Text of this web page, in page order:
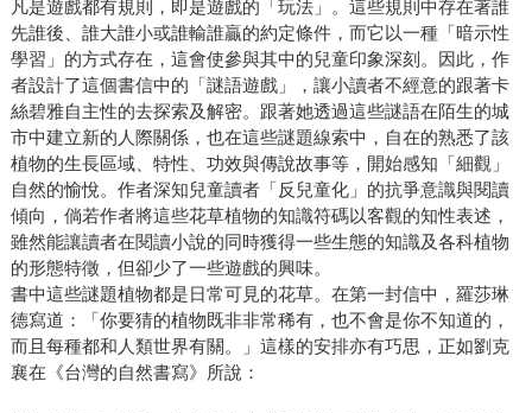
凡是遊戲都有規則，即是遊戲的「玩法」。這些規則中存在著誰
先誰後、誰大誰小或誰輸誰贏的約定條件，而它以一種「暗示性
學習」的方式存在，這會使參與其中的兒童印象深刻。因此，作
者設計了這個書信中的「謎語遊戲」，讓小讀者不經意的跟著卡
絲碧雅自主性的去探索及解密。跟著她透過這些謎語在陌生的城
市中建立新的人際關係，也在這些謎題線索中，自在的熟悉了該
植物的生長區域、特性、功效與傳說故事等，開始感知「細觀」
自然的愉悅。作者深知兒童讀者「反兒童化」的抗爭意識與閱讀
傾向，倘若作者將這些花草植物的知識符碼以客觀的知性表述，
雖然能讓讀者在閱讀小說的同時獲得一些生態的知識及各科植物
的形態特徵，但卻少了一些遊戲的興味。
書中這些謎題植物都是日常可見的花草。在第一封信中，羅莎琳
德寫道：「你要猜的植物既非非常稀有，也不會是你不知道的，
而且每種都和人類世界有關。」這樣的安排亦有巧思，正如劉克
襄在《台灣的自然書寫》所說：